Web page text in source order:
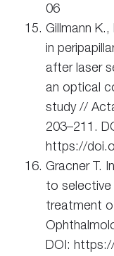
06
Gillmann
in
after laser
an optical
study //
203–211.
https://
Gracner T.
to selective
treatment
DOI: